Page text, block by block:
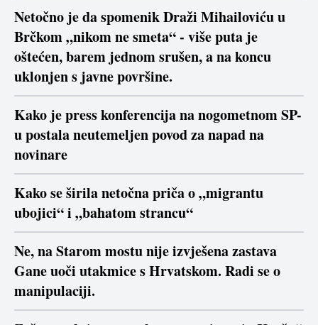
Netočno je da spomenik Draži Mihailoviću u
Brčkom „nikom ne smeta“ - više puta je
oštećen, barem jednom srušen, a na koncu
uklonjen s javne površine.
Kako je press konferencija na nogometnom SP-
u postala neutemeljen povod za napad na
novinare
Kako se širila netočna priča o „migrantu
ubojici“ i „bahatom strancu“
Ne, na Starom mostu nije izvješena zastava
Gane uoči utakmice s Hrvatskom. Radi se o
manipulaciji.